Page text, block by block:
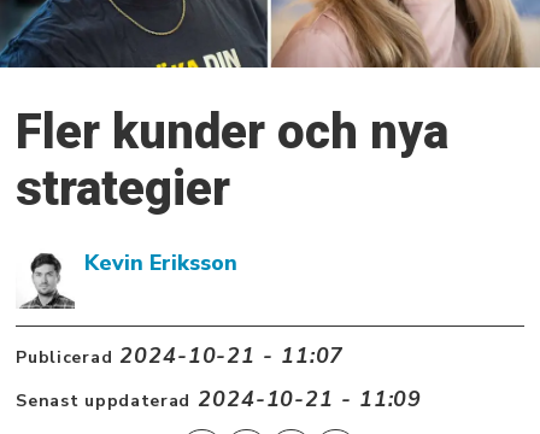
Fler kunder och nya
strategier
Kevin Eriksson
Publicerad 2024-10-21 - 11:07
Senast uppdaterad 2024-10-21 - 11:09